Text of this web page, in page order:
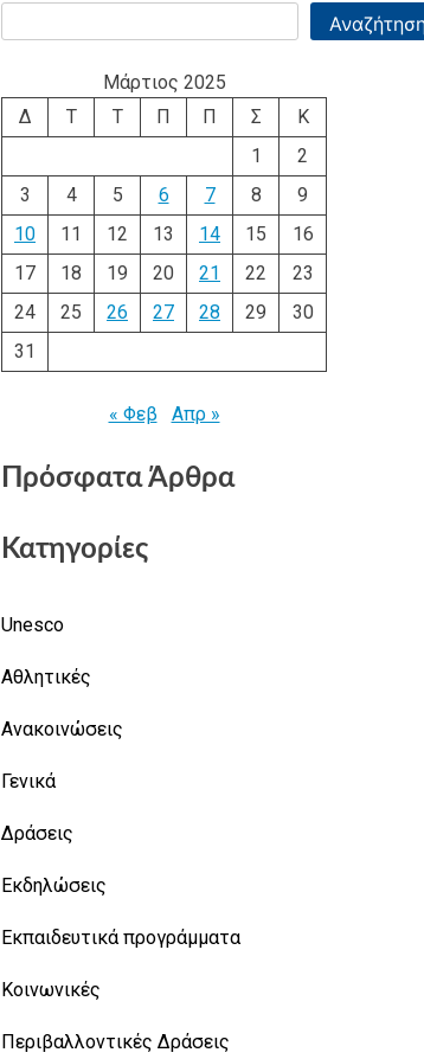
Μάρτιος 2025
Δ
Τ Τ Π Π Σ
Κ
1
2
3
4 5 6 7 8
9
10
11 12 13 14 15
16
17
18 19 20 21 22
23
24
25 26 27 28 29
30
31
« Φεβ Απρ »
Πρόσφατα Άρθρα
Κατηγορίες
Unesco
Αθλητικές
Ανακοινώσεις
Γενικά
Δράσεις
Εκδηλώσεις
Εκπαιδευτικά προγράμματα
Κοινωνικές
Περιβαλλοντικές Δράσεις